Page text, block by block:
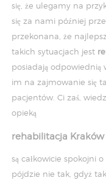
się, że ulegamy na
się za nami później
przekonana, że
takich sytuacjach jest
posiadają odpowiednią
im na zajmowanie się
pacjentów. Ci zaś,
opieką
rehabilitacja Kraków
są całkowicie spokojni
pójdzie nie tak, gdyż